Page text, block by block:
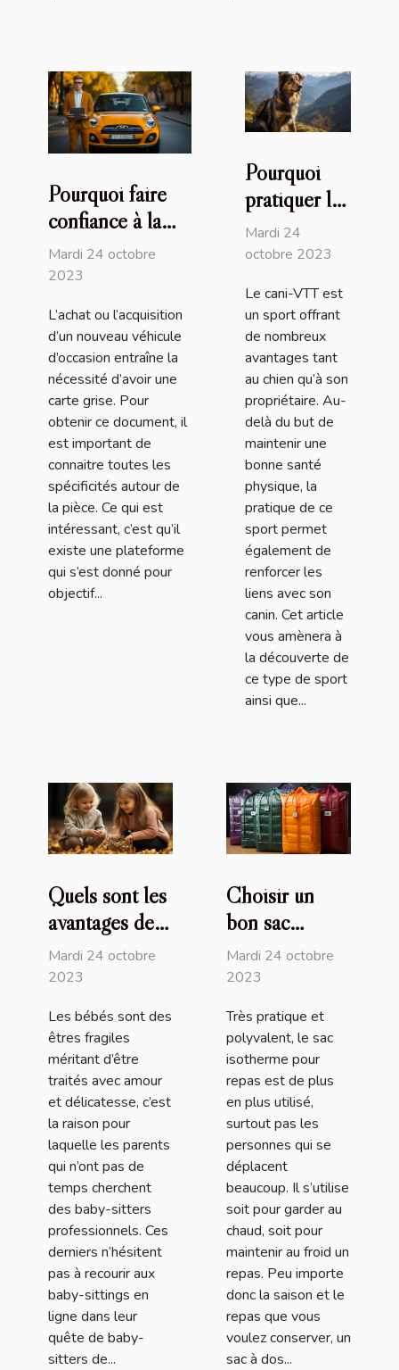
Pourquoi faire
confiance à la
plateforme
Immatriculer.com
Mardi 24 octobre
2023
L’achat ou l’acquisition
d’un nouveau véhicule
d’occasion entraîne la
nécessité d’avoir une
carte grise. Pour
obtenir ce document, il
est important de
connaitre toutes les
spécificités autour de
la pièce. Ce qui est
intéressant, c’est qu’il
existe une plateforme
qui s’est donné pour
objectif...
Pourquoi
pratiquer le
cani-VTT
avec son
Mardi 24
octobre 2023
Le cani-VTT est
un sport offrant
de nombreux
avantages tant
au chien qu’à son
propriétaire. Au-
delà du but de
maintenir une
bonne santé
physique, la
pratique de ce
sport permet
également de
renforcer les
liens avec son
canin. Cet article
vous amènera à
la découverte de
ce type de sport
ainsi que...
Quels sont les
avantages de
recourir au
service de
baby-sitting
en ligne de
Nounou Top ?
Mardi 24 octobre
2023
Les bébés sont des
êtres fragiles
méritant d’être
traités avec amour
et délicatesse, c’est
la raison pour
laquelle les parents
qui n’ont pas de
temps cherchent
des baby-sitters
professionnels. Ces
derniers n’hésitent
pas à recourir aux
baby-sittings en
ligne dans leur
quête de baby-
sitters de...
Choisir un
bon sac
isotherme :
comment s’y
prendre ?
Mardi 24 octobre
2023
Très pratique et
polyvalent, le sac
isotherme pour
repas est de plus
en plus utilisé,
surtout pas les
personnes qui se
déplacent
beaucoup. Il s’utilise
soit pour garder au
chaud, soit pour
maintenir au froid un
repas. Peu importe
donc la saison et le
repas que vous
voulez conserver, un
sac à dos...